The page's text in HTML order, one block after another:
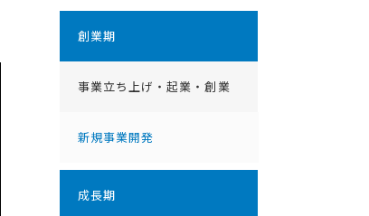
創業期
事業立ち上げ・起業・創業
新規事業開発
成⻑期